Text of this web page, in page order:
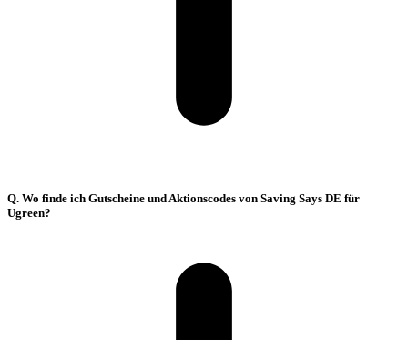
Q. Wo finde ich Gutscheine und Aktionscodes von Saving Says DE für
Ugreen?